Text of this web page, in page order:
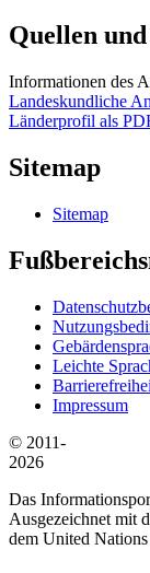
Quellen
Informationen des
Landeskundliche
Länderprofil als
Sitemap
Sitemap
Leichte
Impressum
© 2011-
2026
Das
Ausgezeichnet mit
dem United